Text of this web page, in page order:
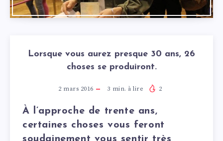
Lorsque vous aurez presque 30 ans, 26
choses se produiront.
2 mars 2016 3 min. à lire 2
À l’approche de trente ans,
certaines choses vous feront
soudainement vous sentir très